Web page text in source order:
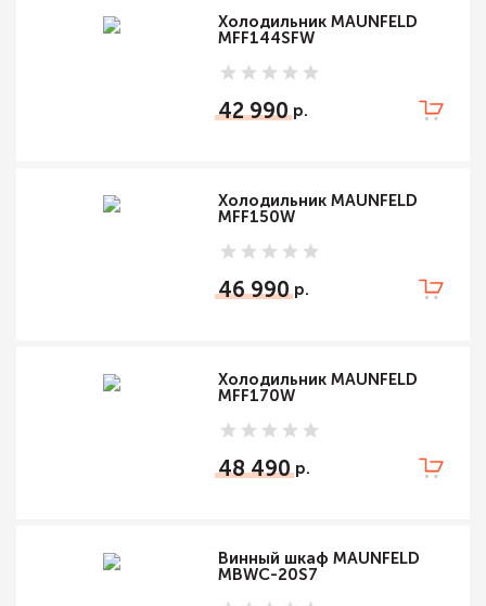
Холодильник MAUNFELD
MFF144SFW
42 990
Холодильник MAUNFELD
MFF150W
46 990
Холодильник MAUNFELD
MFF170W
48 490
Винный шкаф MAUNFELD
MBWC-20S7